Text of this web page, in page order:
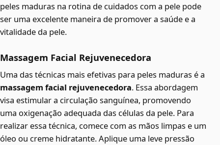
peles maduras na rotina de cuidados com a pele pode
ser uma excelente maneira de promover a saúde e a
vitalidade da pele.
Massagem Facial Rejuvenecedora
Uma das técnicas mais efetivas para peles maduras é a
massagem facial rejuvenecedora. Essa abordagem
visa estimular a circulação sanguínea, promovendo
uma oxigenação adequada das células da pele. Para
realizar essa técnica, comece com as mãos limpas e um
óleo ou creme hidratante. Aplique uma leve pressão